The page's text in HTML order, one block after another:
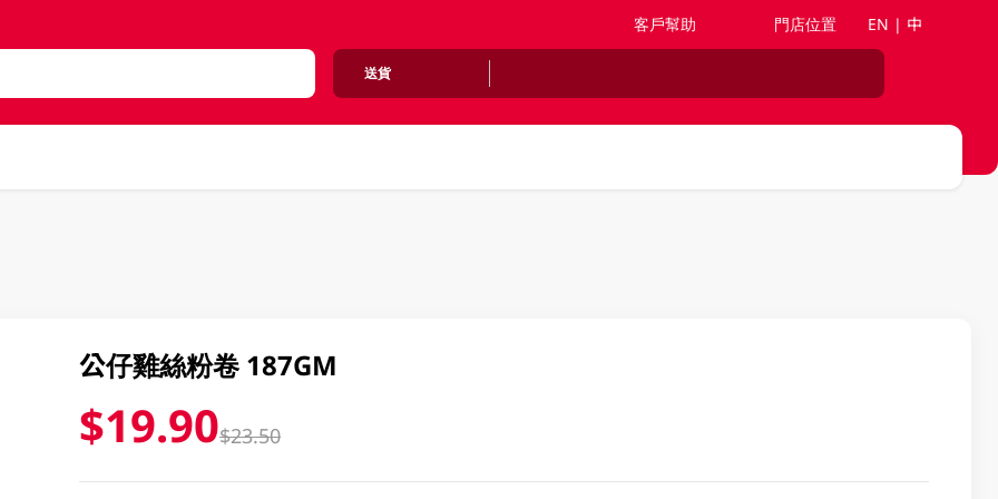
客戶幫助 門店位置 EN | 中
送貨
公仔雞絲粉卷 187GM
$19.90$23.50